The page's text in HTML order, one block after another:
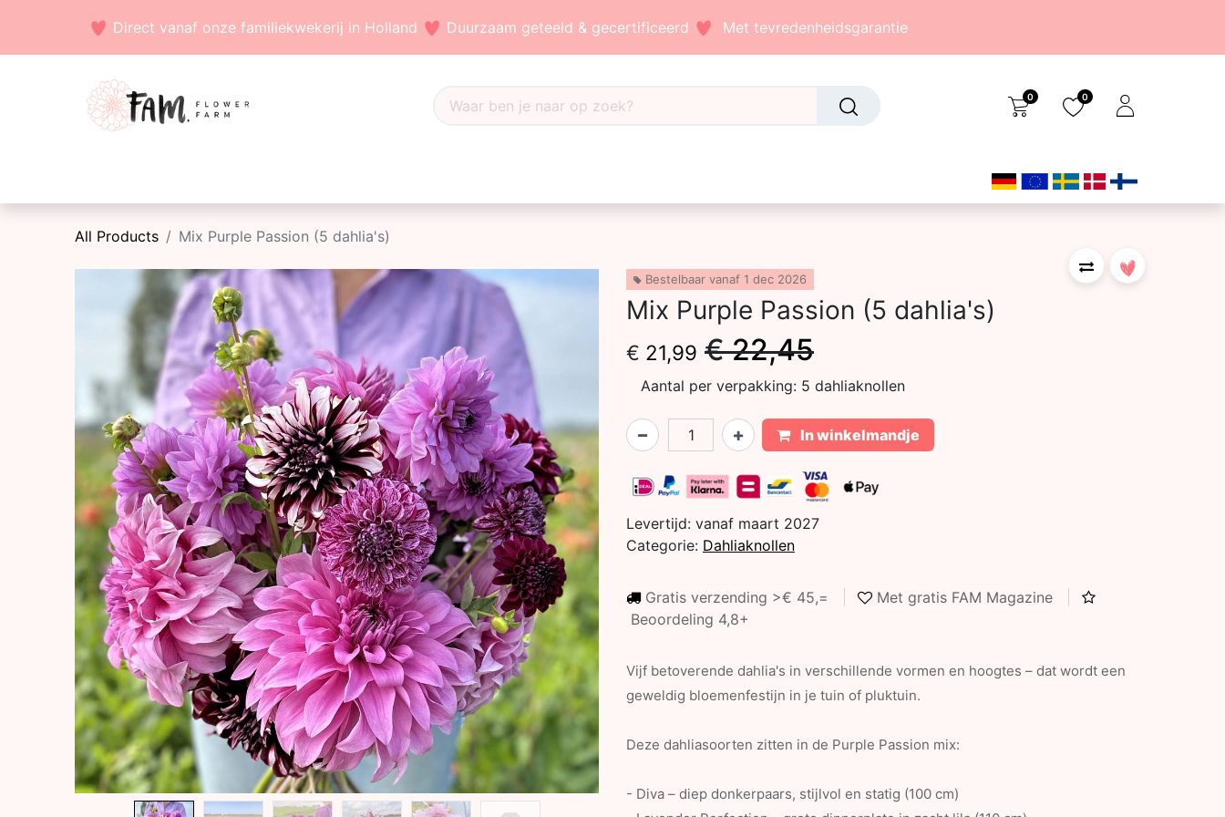
Direct vanaf onze familiekwekerij in Holland Duurzaam geteeld & gecertificeerd Met tevredenheidsgarantie
0 0
All Products Mix Purple Passion (5 dahlia's)
Bestelbaar vanaf 1 dec 2026
Mix Purple Passion (5 dahlia's)
€ 21,99 €22,45
Aantal per verpakking: 5 dahliaknollen
In winkelmandje
Levertijd: vanaf maart 2027
Categorie: Dahliaknollen
Gratis verzending >€ 45,=
Met gratis FAM Magazine
Beoordeling 4,8+
Vijf betoverende dahlia's in verschillende vormen en hoogtes – dat wordt een
geweldig bloemenfestijn in je tuin of pluktuin.
Deze dahliasoorten zitten in de Purple Passion mix:
- Diva – diep donkerpaars, stijlvol en statig (100 cm)